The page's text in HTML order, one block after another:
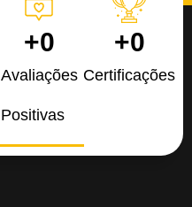
Avaliações
Positivas
+0
Certificações
+0